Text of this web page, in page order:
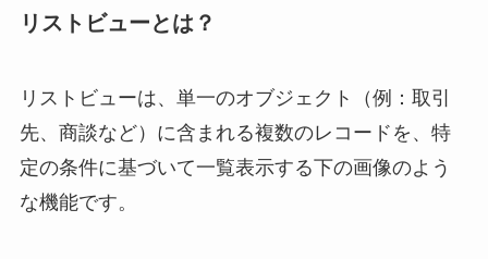
リストビューとは？
リストビューは、単一のオブジェクト（例：取引
先、商談など）に含まれる複数のレコードを、特
定の条件に基づいて一覧表示する下の画像のよう
な機能です。